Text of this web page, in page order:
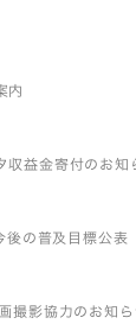
内
収益金寄付のお知
の普及目標公表
撮影協力のお知ら